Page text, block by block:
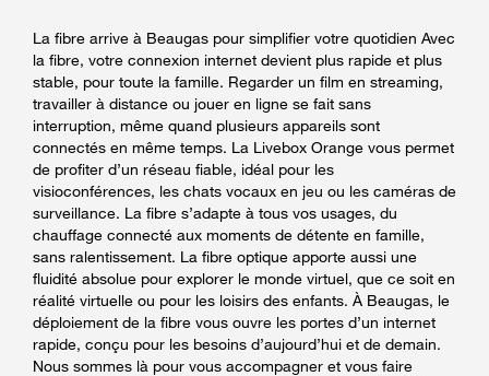
La fibre arrive à Beaugas pour simplifier votre quotidien Avec
la fibre, votre connexion internet devient plus rapide et plus
stable, pour toute la famille. Regarder un film en streaming,
travailler à distance ou jouer en ligne se fait sans
interruption, même quand plusieurs appareils sont
connectés en même temps. La Livebox Orange vous permet
de profiter d’un réseau fiable, idéal pour les
visioconférences, les chats vocaux en jeu ou les caméras de
surveillance. La fibre s’adapte à tous vos usages, du
chauffage connecté aux moments de détente en famille,
sans ralentissement. La fibre optique apporte aussi une
fluidité absolue pour explorer le monde virtuel, que ce soit en
réalité virtuelle ou pour les loisirs des enfants. À Beaugas, le
déploiement de la fibre vous ouvre les portes d’un internet
rapide, conçu pour les besoins d’aujourd’hui et de demain.
Nous sommes là pour vous accompagner et vous faire